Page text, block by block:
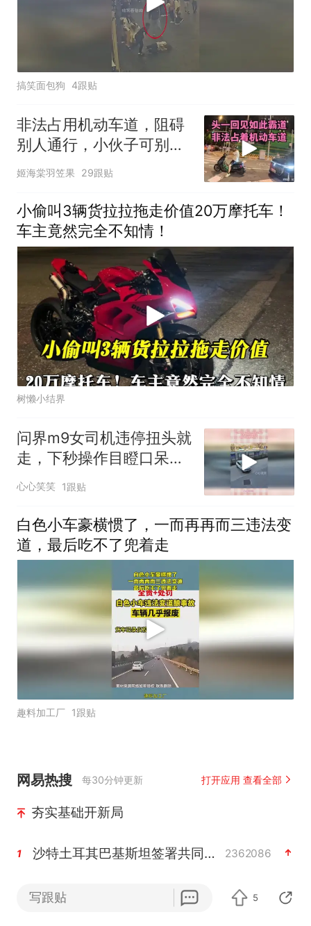
搞笑面包狗 4跟贴
非法占用机动车道，阻碍
别人通行，小伙子可别把
后车弄急眼了呢
姬海棠羽笠果 29跟贴
小偷叫3辆货拉拉拖走价值20万摩托车！
车主竟然完全不知情！
树懒小结界
问界m9女司机违停扭头就
走，下秒操作目瞪口呆，
路人还是格局小了！
心心笑笑 1跟贴
白色小车豪横惯了，一而再再而三违法变
道，最后吃不了兜着走
趣料加工厂 1跟贴
网易热搜 每30分钟更新 打开应用 查看全部
夯实基础开新局
1 沙特土耳其巴基斯坦签署共同防务协议 2362086
2305120
写跟贴 5